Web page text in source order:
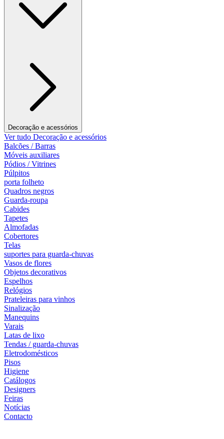
Decoração e acessórios
Ver tudo Decoração e acessórios
Balcões / Barras
Móveis auxiliares
Pódios / Vitrines
Púlpitos
porta folheto
Quadros negros
Guarda-roupa
Cabides
Tapetes
Almofadas
Cobertores
Telas
suportes para guarda-chuvas
Vasos de flores
Objetos decorativos
Espelhos
Relógios
Prateleiras para vinhos
Sinalização
Manequins
Varais
Latas de lixo
Tendas / guarda-chuvas
Eletrodomésticos
Pisos
Higiene
Catálogos
Designers
Feiras
Notícias
Contacto